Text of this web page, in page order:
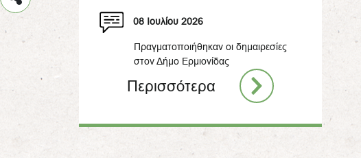
08 Ιουλίου 2026
Πραγματοποιήθηκαν οι δημαιρεσίες
στον Δήμο Ερμιονίδας
Περισσότερα